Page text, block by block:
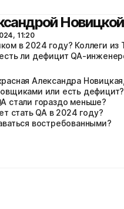
11:20
в 2024 году? Коллеги из
ли дефицит QA-
Александра
или есть дефицит?
стали гораздо меньше?
стать QA в 2024 году?
востребованными?